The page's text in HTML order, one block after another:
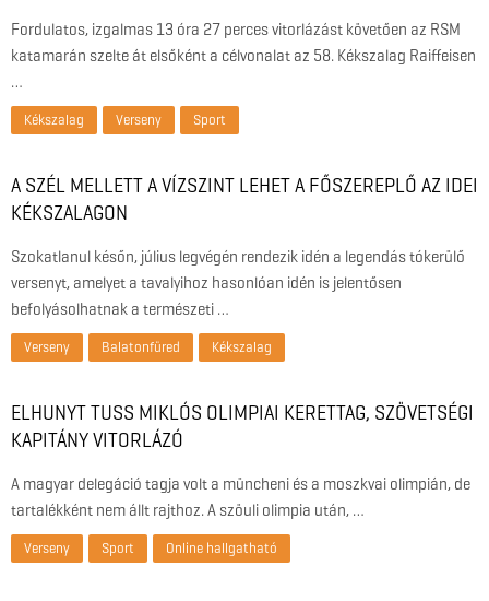
Fordulatos, izgalmas 13 óra 27 perces vitorlázást követően az RSM
katamarán szelte át elsőként a célvonalat az 58. Kékszalag Raiffeisen
…
Kékszalag Verseny Sport
A SZÉL MELLETT A VÍZSZINT LEHET A FŐSZEREPLŐ AZ IDEI
KÉKSZALAGON
Szokatlanul későn, július legvégén rendezik idén a legendás tókerülő
versenyt, amelyet a tavalyihoz hasonlóan idén is jelentősen
befolyásolhatnak a természeti …
Verseny Balatonfüred Kékszalag
ELHUNYT TUSS MIKLÓS OLIMPIAI KERETTAG, SZÖVETSÉGI
KAPITÁNY VITORLÁZÓ
A magyar delegáció tagja volt a müncheni és a moszkvai olimpián, de
tartalékként nem állt rajthoz. A szöuli olimpia után, …
Verseny Sport Online hallgatható